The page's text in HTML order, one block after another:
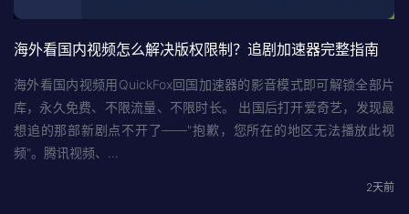
海外看国内视频怎么解决版权限制？追剧加速器完整指南
海外看国内视频用QuickFox回国加速器的影音模式即可解锁全部片
库，永久免费、不限流量、不限时长。 出国后打开爱奇艺，发现最
想追的那部新剧点不开了——"抱歉，您所在的地区无法播放此视
频"。腾讯视频、…
2天前